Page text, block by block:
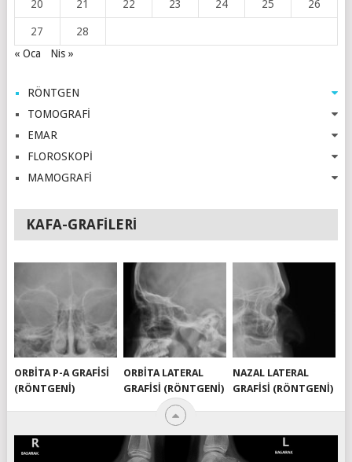
20 21 22 23 24 25 26
27
28
« Oca
Nis »
RÖNTGEN
TOMOGRAFİ
EMAR
FLOROSKOPİ
MAMOGRAFİ
KAFA-GRAFILERI
ORBITA P-A GRAFISI
(RÖNTGENI)
ORBITA LATERAL
GRAFISI (RÖNTGENI)
NAZAL LATERAL
GRAFISI (RÖNTGENI)